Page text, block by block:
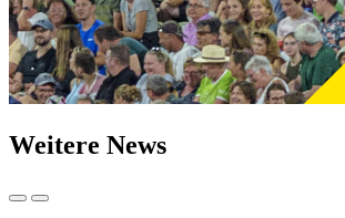
Weitere News